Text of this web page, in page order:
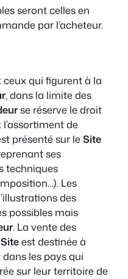
seront celles en
par l’acheteur.
ceux qui figurent à la
, dans la limite des
se réserve le droit
de
présenté sur leSite
ses
techniques
Les
des
possibles mais
. La vente des
Siteest destinée à
les pays qui
sur leur territoire de